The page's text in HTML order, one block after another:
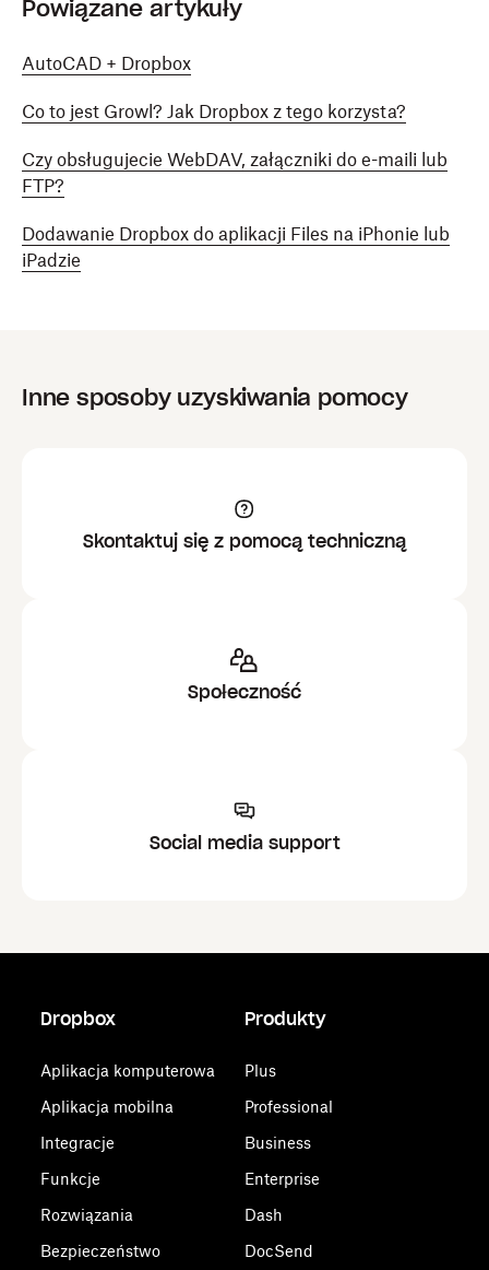
Powiązane artykuły
AutoCAD + Dropbox
Co to jest Growl? Jak Dropbox z tego korzysta?
Czy obsługujecie WebDAV, załączniki do e-maili lub
FTP?
Dodawanie Dropbox do aplikacji Files na iPhonie lub
iPadzie
Inne sposoby uzyskiwania pomocy
Skontaktuj się z pomocą techniczną
Społeczność
Social media support
Dropbox
Aplikacja komputerowa
Aplikacja mobilna
Integracje
Funkcje
Rozwiązania
Bezpieczeństwo
Produkty
Plus
Professional
Business
Enterprise
Dash
DocSend